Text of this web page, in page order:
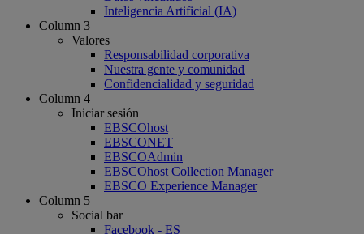
Inteligencia Artificial (IA)
Column 3
Valores
Responsabilidad corporativa
Nuestra gente y comunidad
Confidencialidad y seguridad
Column 4
Iniciar sesión
EBSCOhost
EBSCONET
EBSCOAdmin
EBSCOhost Collection Manager
EBSCO Experience Manager
Column 5
Social bar
Facebook - ES